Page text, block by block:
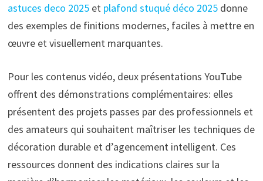
astuces deco 2025et plafond stuqué déco 2025donne
des exemples de finitions modernes, faciles à mettre en
œuvre et visuellement marquantes.
Pour les contenus vidéo, deux présentations YouTube
offrent des démonstrations complémentaires: elles
présentent des projets passes par des professionnels et
des amateurs qui souhaitent maîtriser les techniques de
décoration durable et d’agencement intelligent. Ces
ressources donnent des indications claires sur la